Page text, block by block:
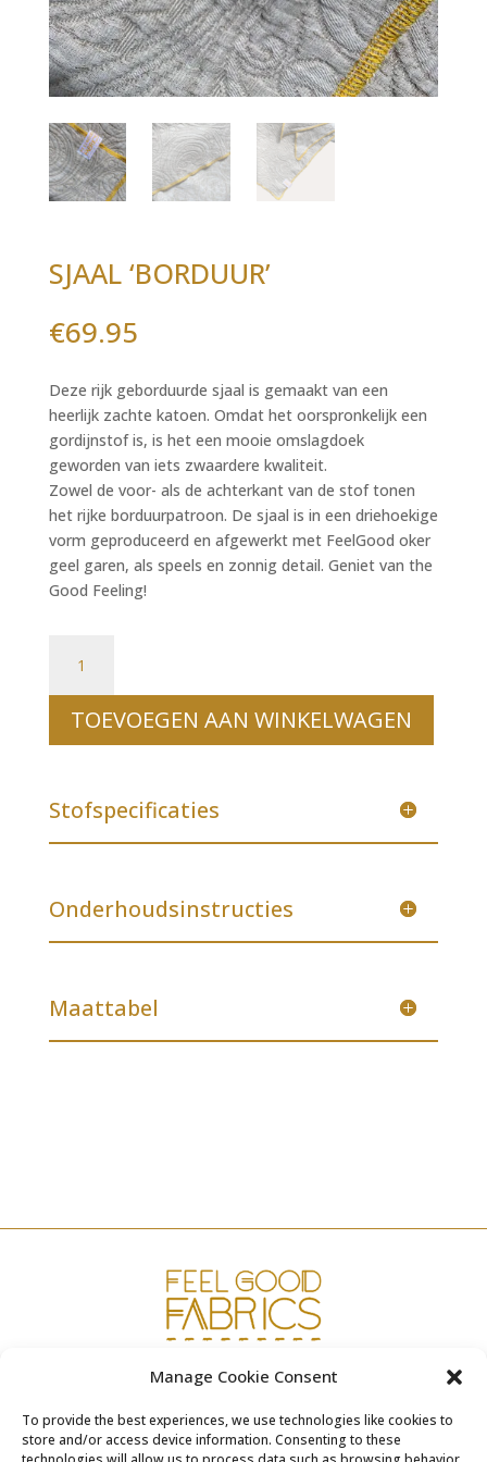
Manage Cookie Consent
To provide the best experiences, we use technologies like cookies to
store and/or access device information. Consenting to these
SJAAL ‘BORDUUR’
€69.95
Deze rijk geborduurde sjaal is gemaakt van een
heerlijk zachte katoen. Omdat het oorspronkelijk een
gordijnstof is, is het een mooie omslagdoek
geworden van iets zwaardere kwaliteit.
Zowel de voor- als de achterkant van de stof tonen
het rijke borduurpatroon. De sjaal is in een driehoekige
vorm geproduceerd en afgewerkt met FeelGood oker
geel garen, als speels en zonnig detail. Geniet van the
Good Feeling!
TOEVOEGEN AAN WINKELWAGEN
Stofspecificaties
Onderhoudsinstructies
Maattabel
www.fgfabrics.com
info@fgfabrics.com